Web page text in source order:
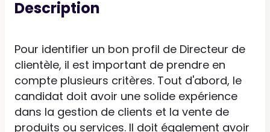
Description
Pour identifier un bon profil de Directeur de
clientèle, il est important de prendre en
compte plusieurs critères. Tout d'abord, le
candidat doit avoir une solide expérience
dans la gestion de clients et la vente de
produits ou services. Il doit également avoir